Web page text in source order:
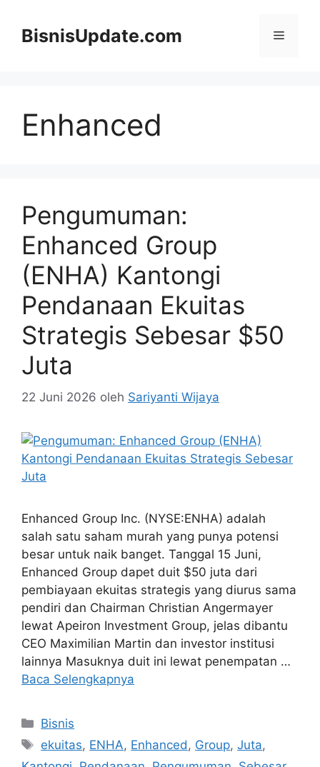
BisnisUpdate.com Menu
Enhanced
Pengumuman:
Enhanced Group
(ENHA) Kantongi
Pendanaan Ekuitas
Strategis Sebesar $50
Juta
22 Juni 2026 oleh Sariyanti Wijaya
Enhanced Group Inc. (NYSE:ENHA) adalah
salah satu saham murah yang punya potensi
besar untuk naik banget. Tanggal 15 Juni,
Enhanced Group dapet duit $50 juta dari
pembiayaan ekuitas strategis yang diurus sama
pendiri dan Chairman Christian Angermayer
lewat Apeiron Investment Group, jelas dibantu
CEO Maximilian Martin dan investor institusi
lainnya Masuknya duit ini lewat penempatan …
Baca Selengkapnya
Kategori
Bisnis
Tag
ekuitas, ENHA, Enhanced , Group,Juta,